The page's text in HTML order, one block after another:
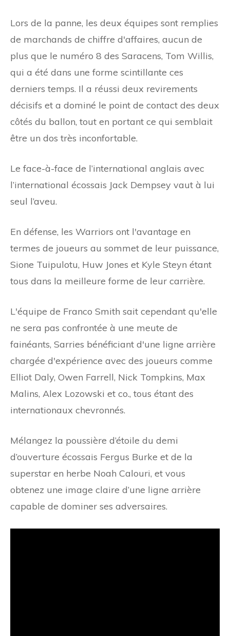
Lors de la panne, les deux équipes sont remplies
de marchands de chiffre d'affaires, aucun de
plus que le numéro 8 des Saracens, Tom Willis,
qui a été dans une forme scintillante ces
derniers temps. Il a réussi deux revirements
décisifs et a dominé le point de contact des deux
côtés du ballon, tout en portant ce qui semblait
être un dos très inconfortable.
Le face-à-face de l’international anglais avec
l’international écossais Jack Dempsey vaut à lui
seul l’aveu.
En défense, les Warriors ont l'avantage en
termes de joueurs au sommet de leur puissance,
Sione Tuipulotu, Huw Jones et Kyle Steyn étant
tous dans la meilleure forme de leur carrière.
L'équipe de Franco Smith sait cependant qu'elle
ne sera pas confrontée à une meute de
fainéants, Sarries bénéficiant d'une ligne arrière
chargée d'expérience avec des joueurs comme
Elliot Daly, Owen Farrell, Nick Tompkins, Max
Malins, Alex Lozowski et co., tous étant des
internationaux chevronnés.
Mélangez la poussière d’étoile du demi
d’ouverture écossais Fergus Burke et de la
superstar en herbe Noah Calouri, et vous
obtenez une image claire d’une ligne arrière
capable de dominer ses adversaires.